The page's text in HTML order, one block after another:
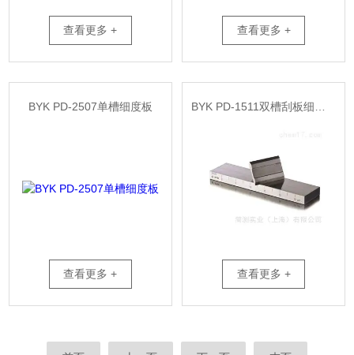
查看更多 + 查看更多 +
BYK PD-2507单槽细度板
查看更多 + 查看更多 +